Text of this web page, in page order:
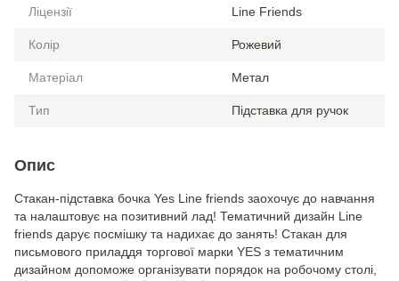
Ліцензії Line Friends
Колір Рожевий
Матеріал Метал
Тип Підставка для ручок
Опис
Стакан-підставка бочка Yes Line friends заохочує до навчання
та налаштовує на позитивний лад! Тематичний дизайн Line
friends дарує посмішку та надихає до занять! Стакан для
письмового приладдя торгової марки YES з тематичним
дизайном допоможе організувати порядок на робочому столі,